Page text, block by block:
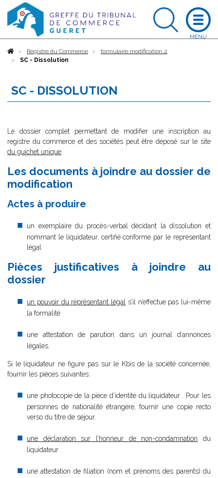
AccueilRegistre du Commerce
formulaire modification 2
SC - Dissolution
SC - DISSOLUTION
Le dossier complet permettant de modifier une inscription au
registre du commerce et des sociétés peut être déposé sur le site
du guichet unique
Les documents à joindre au dossier de
modification
Actes à produire
un exemplaire du procès-verbal décidant la dissolution et
nommant le liquidateur, certifié conforme par le représentant
légal
Pièces justificatives à joindre au
dossier
un pouvoir du représentant légal
s’il n’effectue pas lui-même
la formalité
une attestation de parution dans un journal d’annonces
légales.
Si le liquidateur ne figure pas sur le Kbis de la société concernée,
fournir les pièces suivantes:
une photocopie de la pièce d’identité du liquidateur . Pour les
personnes de nationalité étrangère, fournir une copie recto
verso du titre de séjour.
une déclaration sur l’honneur de non-condamnation du
liquidateur
une attestation de filiation (nom et prénoms des parents) du